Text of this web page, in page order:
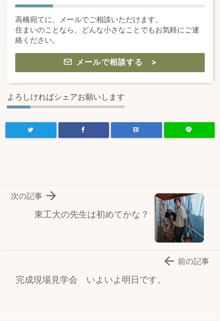
高橋宛てに、メールでご相談いただけます。
住まいのことなら、どんな小さなことでもお気軽にご連
絡ください。
メールで相談する >
よろしければシェアお願いします
B!
東工大の先生は初めてかな？

次の記事
完成現場見学会 いよいよ明日です。
 前の記事